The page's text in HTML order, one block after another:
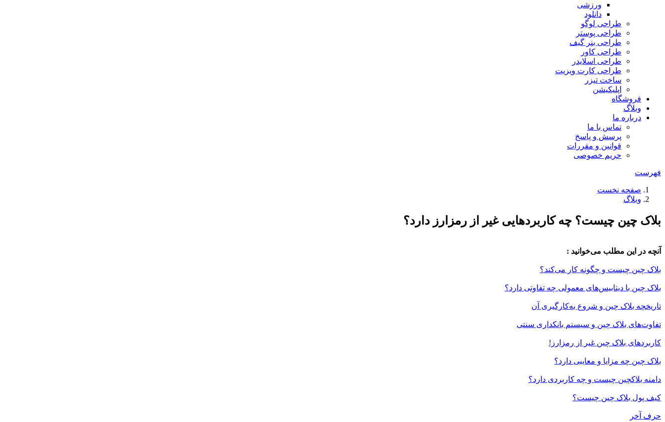
ورزشی
دانلود
طراحی لوگو
طراحی پوستر
طراحی بنر گیف
طراحی کاور
طراحی اسلایدر
طراحی کارت ویزیت
ساخت تیزر
اپلیکیشن
فروشگاه
وبلاگ
درباره ما
تماس با ما
پرسش و پاسخ
قوانین و مقررات
حریم خصوصی
فهرست
صفحه نخست
وبلاگ
بلاک چین چیست؟ چه کاربردهایی غیر از رمزارز دارد؟
آنچه در این مطلب می‌خوانید :
بلاک ‌چین چیست و چگونه کار می‌کند؟
بلاک چین با دیتابیس‌های معمولی چه تفاوتی دارد؟
تاریخچه بلاک چین و شروع به‌کارگیری آن
تفاوت‌های بلاک چین و سیستم بانکداری سنتی
کاربردهای بلاک چین غیر از رمزارز!
بلاک چین چه مزایا و معایبی دارد؟
دامنه بلاکچین چیست و چه کاربردی دارد؟
کیف پول بلاک چین چیست؟
حرف آخر